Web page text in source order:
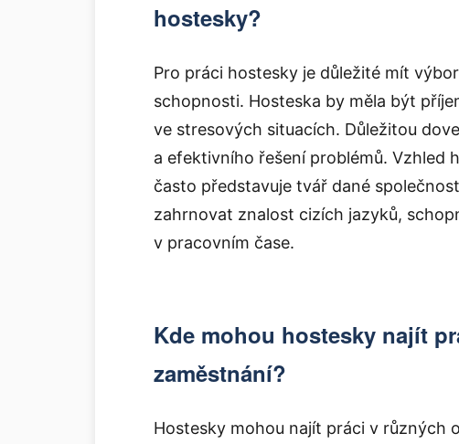
hostesky?
Pro práci hostesky je důležité mít
schopnosti. Hosteska by měla být
ve stresových situacích. Důležitou
a efektivního řešení problémů. Vzhled
často představuje tvář dané
zahrnovat znalost cizích jazyků,
v pracovním čase.
Kde mohou hostesky najít
zaměstnání?
Hostesky mohou najít práci v různých